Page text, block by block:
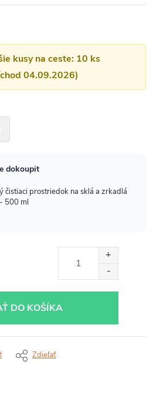
kusy na ceste: 10 ks
04.09.2026)
DO KOŠÍKA
Zdieľať